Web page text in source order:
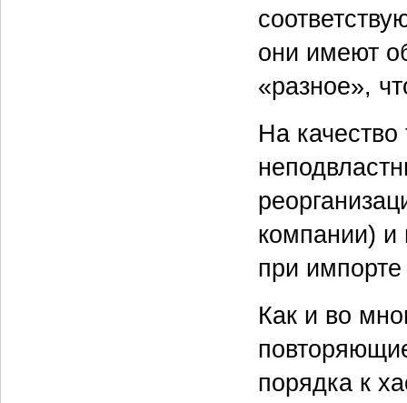
они имеют
«разное»,
На
компании) и
при
Как и во
порядка к